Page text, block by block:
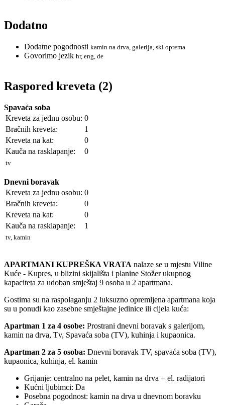
Dodatno
Dodatne pogodnosti kamin na drva, galerija, ski oprema
Govorimo jezik hr, eng, de
Raspored kreveta (2)
Spavaća soba
Kreveta za jednu osobu: 0
Bračnih kreveta:
1
Kreveta na kat:
0
Kauča na rasklapanje:
0
tv
Dnevni boravak
Kreveta za jednu osobu: 0
Bračnih kreveta:
0
Kreveta na kat:
0
Kauča na rasklapanje:
1
tv, kamin
APARTMANI KUPREŠKA VRATA nalaze se u mjestu Viline
Kuće - Kupres, u blizini skijališta i planine Stožer ukupnog
kapaciteta za udoban smještaj 9 osoba u 2 apartmana.
Gostima su na raspolaganju 2 luksuzno opremljena apartmana koja
su u ponudi kao zasebne smještajne jedinice ili cijela kuća:
Apartman 1 za 4 osobe: Prostrani dnevni boravak s galerijom,
kamin na drva, Tv, Spavaća soba (TV), kuhinja i kupaonica.
Apartman 2 za 5 osoba: Dnevni boravak TV, spavaća soba (TV),
kupaonica, kuhinja, el. kamin
Grijanje: centralno na pelet, kamin na drva + el. radijatori
Kućni ljubimci: Da
Posebna pogodnost: kamin na drva u dnevnom boravku